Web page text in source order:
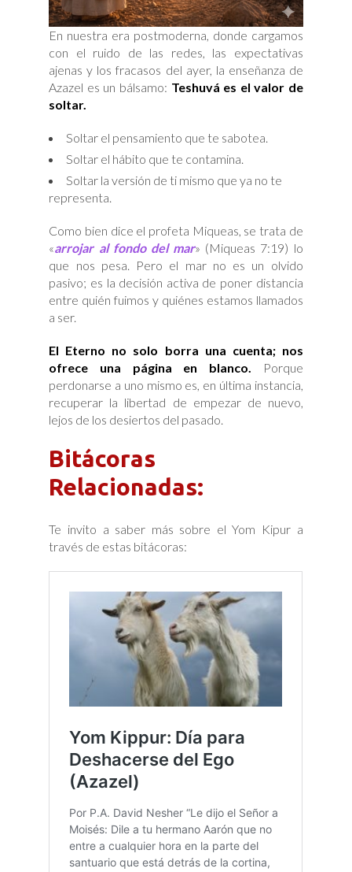
En nuestra era postmoderna, donde cargamos
con el ruido de las redes, las expectativas
ajenas y los fracasos del ayer, la enseñanza de
Azazel es un bálsamo: Teshuvá es el valor de
soltar.
Soltar el pensamiento que te sabotea.
Soltar el hábito que te contamina.
Soltar la versión de ti mismo que ya no te
representa.
Como bien dice el profeta Miqueas, se trata de
«arrojar al fondo del mar» (Miqueas 7:19) lo
que nos pesa. Pero el mar no es un olvido
pasivo; es la decisión activa de poner distancia
entre quién fuimos y quiénes estamos llamados
a ser.
El Eterno no solo borra una cuenta; nos
ofrece una página en blanco. Porque
perdonarse a uno mismo es, en última instancia,
recuperar la libertad de empezar de nuevo,
lejos de los desiertos del pasado.
Bitácoras
Relacionadas:
Te invito a saber más sobre el Yom Kipur a
través de estas bitácoras: